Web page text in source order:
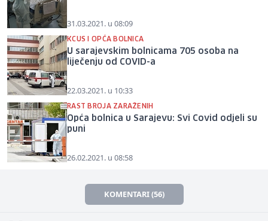
31.03.2021. u 08:09
KCUS I OPĆA BOLNICA
U sarajevskim bolnicama 705 osoba na
liječenju od COVID-a
22.03.2021. u 10:33
RAST BROJA ZARAŽENIH
Opća bolnica u Sarajevu: Svi Covid odjeli su
puni
26.02.2021. u 08:58
KOMENTARI (56)